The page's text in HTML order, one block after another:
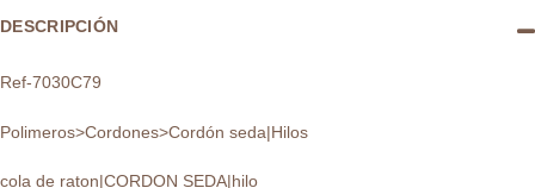
DESCRIPCIÓN
Ref-7030C79
Polimeros>Cordones>Cordón seda|Hilos
cola de raton|CORDON SEDA|hilo